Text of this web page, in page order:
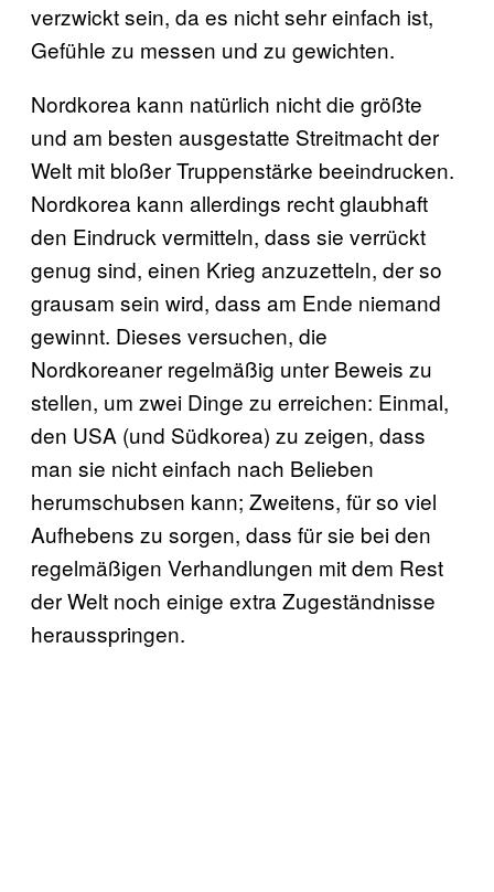
verzwickt sein, da es nicht sehr einfach ist,
Gefühle zu messen und zu gewichten.
Nordkorea kann natürlich nicht die größte
und am besten ausgestatte Streitmacht der
Welt mit bloßer Truppenstärke beeindrucken.
Nordkorea kann allerdings recht glaubhaft
den Eindruck vermitteln, dass sie verrückt
genug sind, einen Krieg anzuzetteln, der so
grausam sein wird, dass am Ende niemand
gewinnt. Dieses versuchen, die
Nordkoreaner regelmäßig unter Beweis zu
stellen, um zwei Dinge zu erreichen: Einmal,
den USA (und Südkorea) zu zeigen, dass
man sie nicht einfach nach Belieben
herumschubsen kann; Zweitens, für so viel
Aufhebens zu sorgen, dass für sie bei den
regelmäßigen Verhandlungen mit dem Rest
der Welt noch einige extra Zugeständnisse
herausspringen.